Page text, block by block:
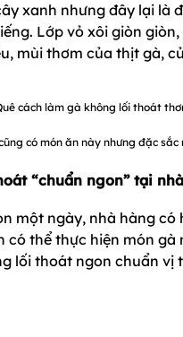
xanh nhưng đây lại là
Lớp vỏ xôi giòn
mùi thơm của thịt gà,
có món ăn này nhưng đặc
“chuẩn ngon” tại
một ngày, nhà hàng
có thể thực hiện món
lối thoát ngon chuẩn